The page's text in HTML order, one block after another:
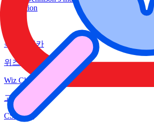
innovation
북아메리카
위즈 제품
Wiz Cloud
고객 사례
CSPM+1